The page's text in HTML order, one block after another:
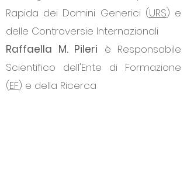
Rapida dei Domini Generici (URS) e
delle Controversie Internazionali
Raffaella M. Pileri è Responsabile
Scientifico dell'Ente di Formazione
(EF) e della Ricerca